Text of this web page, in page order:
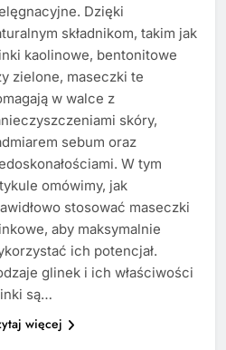
Dzięki
składnikom, takim jak
kaolinowe, bentonitowe
zielone, maseczki te
w walce z
skóry,
sebum oraz
W tym
omówimy, jak
stosować maseczki
aby maksymalnie
ich potencjał.
glinek i ich właściwości
są…
więcej